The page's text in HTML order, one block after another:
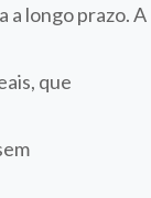
a longo prazo. A
que